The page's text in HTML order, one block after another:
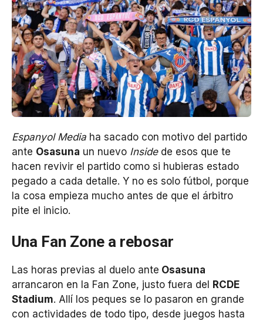
Espanyol Media ha sacado con motivo del partido
ante Osasuna un nuevo Insidede esos que te
hacen revivir el partido como si hubieras estado
pegado a cada detalle. Y no es solo fútbol, porque
la cosa empieza mucho antes de que el árbitro
pite el inicio.
Una Fan Zone a rebosar
Las horas previas al duelo ante Osasuna
arrancaron en la Fan Zone, justo fuera del
RCDE
Stadium. Allí los peques se lo pasaron en grande
con actividades de todo tipo, desde juegos hasta